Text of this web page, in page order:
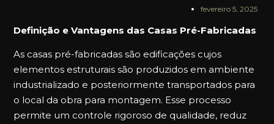
fevereiro 5, 2025
Definição e Vantagens das Casas Pré-Fabricadas
As casas pré-fabricadas são edificações cujos
elementos estruturais são produzidos em ambiente
industrializado e posteriormente transportados para
o local da obra para montagem. Esse processo
permite um controle rigoroso de qualidade, reduz